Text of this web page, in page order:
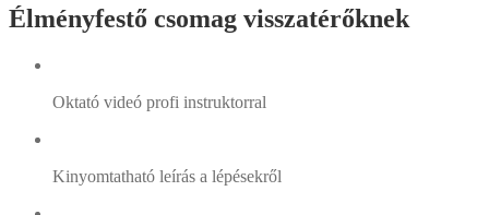
Élményfestő csomag visszatérőknek
Oktató videó profi instruktorral
Kinyomtatható leírás a lépésekről